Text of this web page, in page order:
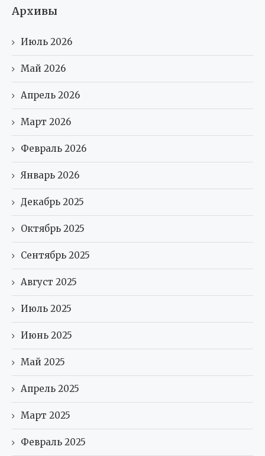
Архивы
Июль 2026
Май 2026
Апрель 2026
Март 2026
Февраль 2026
Январь 2026
Декабрь 2025
Октябрь 2025
Сентябрь 2025
Август 2025
Июль 2025
Июнь 2025
Май 2025
Апрель 2025
Март 2025
Февраль 2025